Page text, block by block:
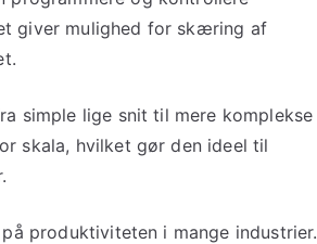
giver mulighed for skæring af
simple lige snit til mere komplekse
skala, hvilket gør den ideel til
produktiviteten i mange industrier.